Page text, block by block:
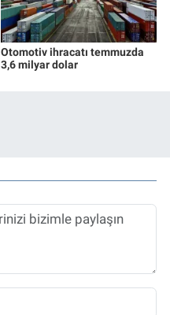
Otomotiv ihracatı temmuzda
3,6 milyar dolar